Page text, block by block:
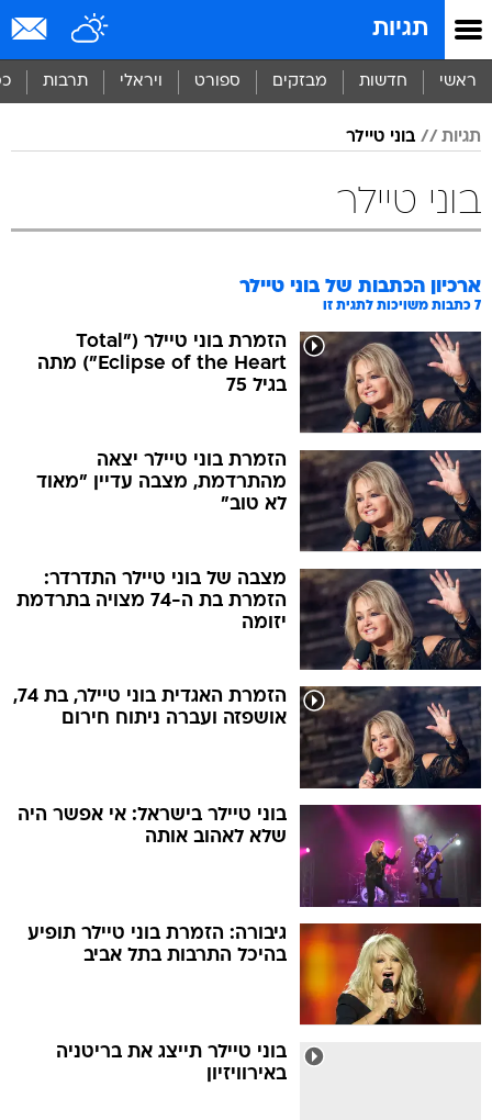
תגיות
ראשי חדשות מבזקים ספורט ויראלי תרבות
תגיות בוני טיילר
בוני טיילר
ארכיון הכתבות של בוני טיילר
7 כתבות משויכות לתגית זו
הזמרת בוני טיילר ("Total
Eclipse of the Heart") מתה
בגיל 75
הזמרת בוני טיילר יצאה
מהתרדמת, מצבה עדיין "מאוד
לא טוב"
מצבה של בוני טיילר התדרדר:
הזמרת בת ה-74 מצויה בתרדמת
יזומה
הזמרת האגדית בוני טיילר, בת 74,
אושפזה ועברה ניתוח חירום
בוני טיילר בישראל: אי אפשר היה
שלא לאהוב אותה
גיבורה: הזמרת בוני טיילר תופיע
בהיכל התרבות בתל אביב
בוני טיילר תייצג את בריטניה
באירוויזיון